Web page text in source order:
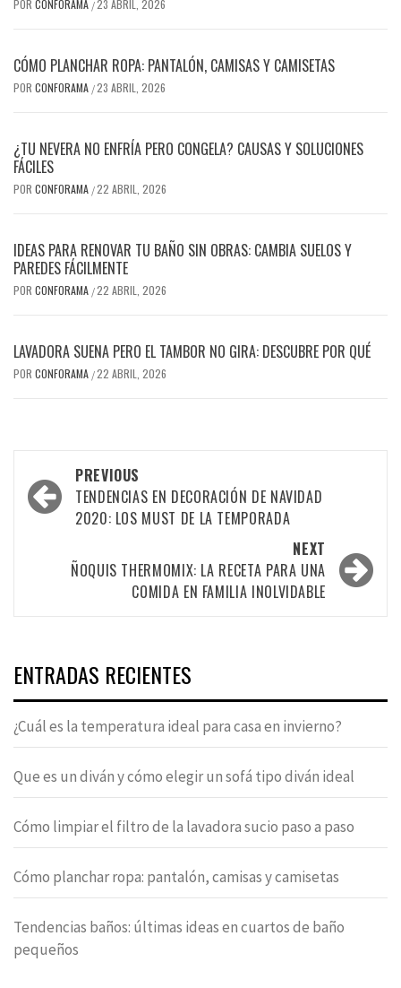
POR CONFORAMA /23 ABRIL, 2026
CÓMO PLANCHAR ROPA: PANTALÓN, CAMISAS Y CAMISETAS
POR CONFORAMA /23 ABRIL, 2026
¿TU NEVERA NO ENFRÍA PERO CONGELA? CAUSAS Y SOLUCIONES
FÁCILES
POR CONFORAMA /22 ABRIL, 2026
IDEAS PARA RENOVAR TU BAÑO SIN OBRAS: CAMBIA SUELOS Y
PAREDES FÁCILMENTE
POR CONFORAMA /22 ABRIL, 2026
LAVADORA SUENA PERO EL TAMBOR NO GIRA: DESCUBRE POR QUÉ
POR CONFORAMA /22 ABRIL, 2026
Post
navigation
PREVIOUS
TENDENCIAS EN DECORACIÓN DE NAVIDAD
2020: LOS MUST DE LA TEMPORADA
NEXT
ÑOQUIS THERMOMIX: LA RECETA PARA UNA
COMIDA EN FAMILIA INOLVIDABLE
ENTRADAS RECIENTES
¿Cuál es la temperatura ideal para casa en invierno?
Que es un diván y cómo elegir un sofá tipo diván ideal
Cómo limpiar el filtro de la lavadora sucio paso a paso
Cómo planchar ropa: pantalón, camisas y camisetas
Tendencias baños: últimas ideas en cuartos de baño
pequeños